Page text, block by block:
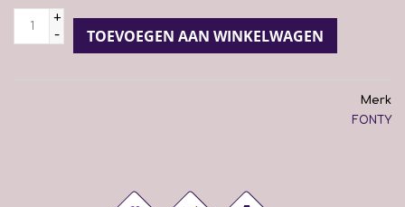
+
-
TOEVOEGEN AAN WINKELWAGEN
Merk
FONTY